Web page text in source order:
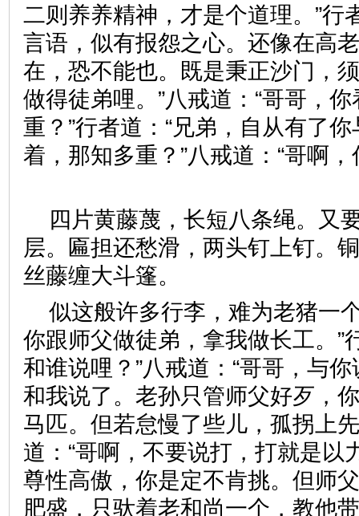
二则养养精神，才是个道理。”行
言语，似有报怨之心。还像在高
在，恐不能也。既是秉正沙门，
做得徒弟哩。”八戒道：“哥哥，
重？”行者道：“兄弟，自从有了
着，那知多重？”八戒道：“哥
四片黄藤蔑，长短八条绳。又
层。匾担还愁滑，两头钉上钉。
丝藤缠大斗篷。
似这般许多行李，难为老猪一
你跟师父做徒弟，拿我做长工。”
和谁说哩？”八戒道：“哥哥，与你
和我说了。老孙只管师父好歹，
马匹。但若怠慢了些儿，孤拐上
道：“哥啊，不要说打，打就是以
尊性高傲，你是定不肯挑。但师
肥盛，只驮着老和尚一个，教他